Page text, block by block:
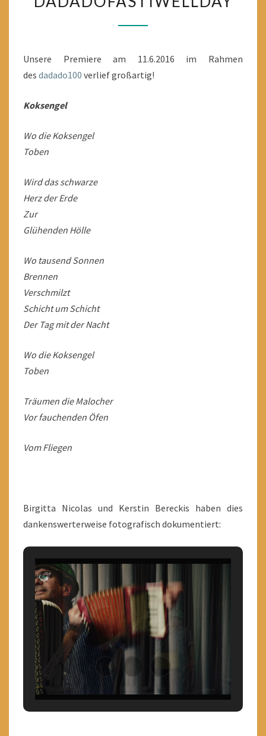
Unsere Premiere am 11.6.2016 im Rahmen
des dadado100 verlief großartig!
Koksengel
Wo die Koksengel
Toben
Wird das schwarze
Herz der Erde
Zur
Glühenden Hölle
Wo tausend Sonnen
Brennen
Verschmilzt
Schicht um Schicht
Der Tag mit der Nacht
Wo die Koksengel
Toben
Träumen die Malocher
Vor fauchenden Öfen
Vom Fliegen
Birgitta Nicolas und Kerstin Bereckis haben dies
dankenswerterweise fotografisch dokumentiert: